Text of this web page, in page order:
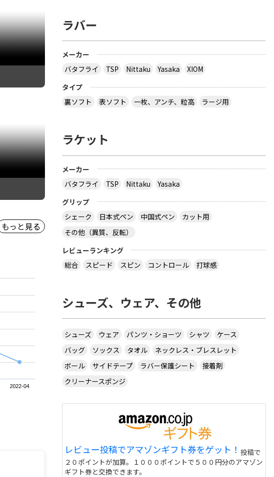
もっと見る
2022-04
ラバー
メーカー
バタフライ
TSP Nittaku Yasaka
XIOM
タイプ
裏ソフト
表ソフト 一枚、アンチ、粒高 ラージ用
ラケット
メーカー
バタフライ
TSP Nittaku
Yasaka
グリップ
シェーク
日本式ペン 中国式ペン
カット用
その他（異質、反転）
レビューランキング
総合
スピード スピン コントロール 打球感
シューズ、ウェア、その他
シューズ ウェア パンツ・ショーツ シャツ
ケース
バッグ
ソックス タオル
ネックレス・ブレスレット
ボール
サイドテープ ラバー保護シート
接着剤
クリーナースポンジ
レビュー投稿でアマゾンギフト券をゲット！ 投稿で
２０ポイントが加算。１０００ポイントで５００円分のアマゾン
ギフト券と交換できます。